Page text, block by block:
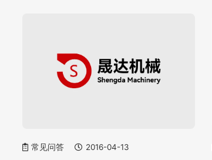
常见问答 2016-04-13